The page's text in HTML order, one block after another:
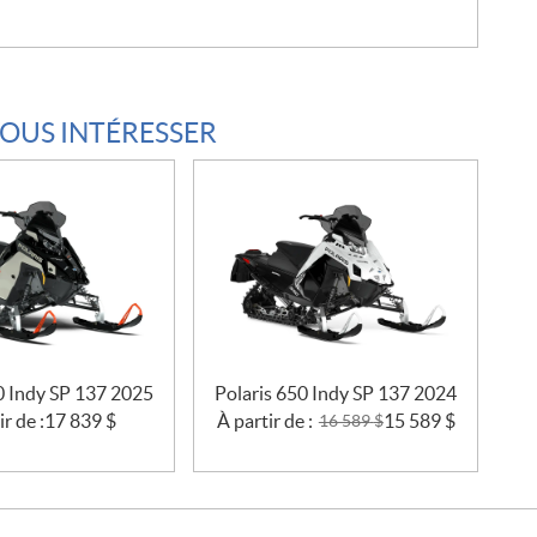
INTÉRESSER
Indy SP 137 2025
de :17 839 $
Polaris 650 Indy SP 137 2024
À partir de : 16 589$15 589 $